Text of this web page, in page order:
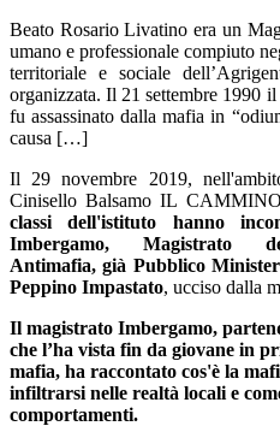
Beato Rosario Livatino era un
umano e professionale compiuto
territoriale e sociale
organizzata.Il 21 settembre 1990
fu assassinato dalla mafia in
causa […]
Il 29 novembre 2019,
Cinisello Balsamo IL
classi dell'istituto hanno
Imbergamo, Magistrato
Antimafia, già Pubblico
Peppino Impastato, ucciso dalla
Il magistrato Imbergamo,
che l’ha vista fin da giovane in
mafia, ha raccontato cos'è la
infiltrarsi nelle realtà locali e
comportamenti.